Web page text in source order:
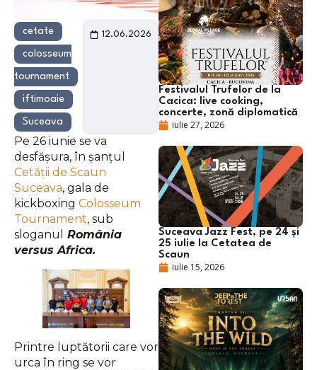
cetate
colosseum
tournament
iftimoaie
Suceava
12.06.2026
Pe 26 iunie se va
desfășura, în șanțul
Cetății de Scaun
Suceava, gala de
kickboxing Colosseum
Tournament, sub
sloganul
România
versus Africa.
Printre luptătorii care vor
urca în ring se vor
Festivalul Trufelor de la
Cacica: live cooking,
concerte, zonă diplomatică
iulie 27, 2026
Suceava Jazz Fest, pe 24 și
25 iulie la Cetatea de
Scaun
iulie 15, 2026